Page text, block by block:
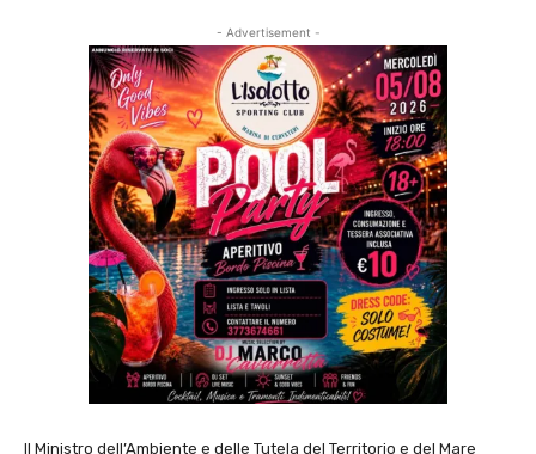
- Advertisement -
Il Ministro dell’Ambiente e delle Tutela del Territorio e del Mare